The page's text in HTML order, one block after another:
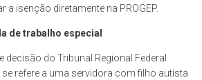
a isenção diretamente na PROGEP.
de trabalho especial
decisão do Tribunal Regional Federal
se refere a uma servidora com filho autista